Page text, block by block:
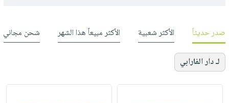
صدر حديثاً الأكثر شعبية الأكثر مبيعاً هذا الشهر شحن مجاني
لـ دار الفارابي